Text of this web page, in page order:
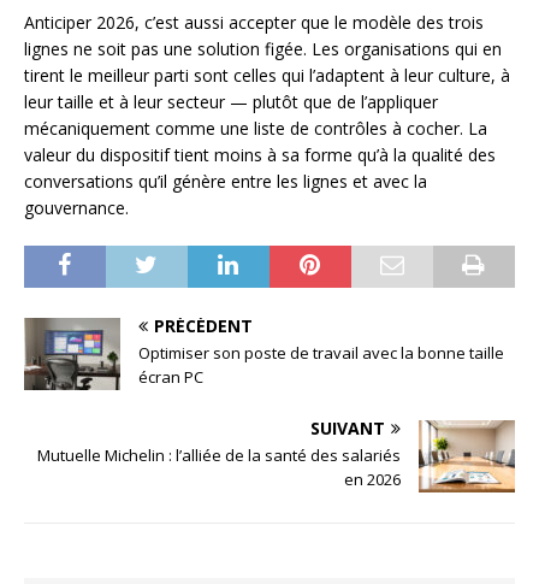
Anticiper 2026, c’est aussi accepter que le modèle des trois
lignes ne soit pas une solution figée. Les organisations qui en
tirent le meilleur parti sont celles qui l’adaptent à leur culture, à
leur taille et à leur secteur — plutôt que de l’appliquer
mécaniquement comme une liste de contrôles à cocher. La
valeur du dispositif tient moins à sa forme qu’à la qualité des
conversations qu’il génère entre les lignes et avec la
gouvernance.
PRÉCÉDENT
Optimiser son poste de travail avec la bonne taille
écran PC
SUIVANT
Mutuelle Michelin : l’alliée de la santé des salariés
en 2026